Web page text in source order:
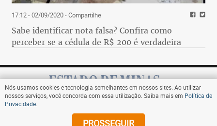
17:12 - 02/09/2020- Compartilhe
Sabe identificar nota falsa? Confira como
perceber se a cédula de R$ 200 é verdadeira
Nós usamos cookies e tecnologia semelhantes em nossos sites. Ao utilizar
nossos serviços, você concorda com essa utilização. Saiba mais em Política de
Privacidade
PROSSEGUIR
Assine